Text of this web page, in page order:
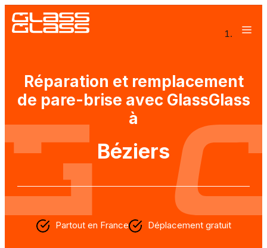
Ateliers mobiles
Offres entreprises
Rejoignez Glass Glass
Réparation et remplacement
de pare-brise avec GlassGlass
à
Béziers
Partout en France Déplacement gratuit